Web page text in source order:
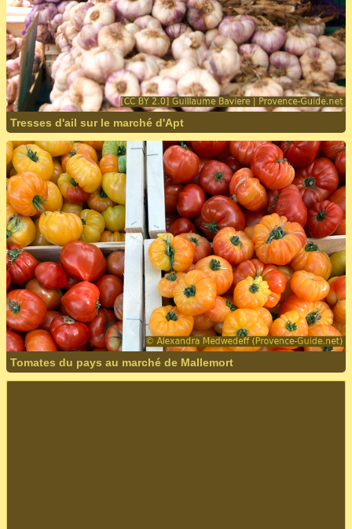
Tresses d'ail sur le marché d'Apt
Tomates du pays au marché de Mallemort